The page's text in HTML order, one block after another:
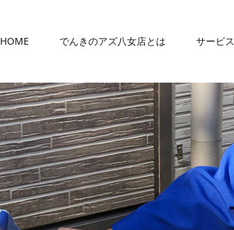
HOME でんきのアズ八女店とは サービス